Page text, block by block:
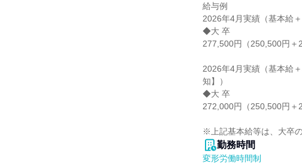
給与例
2026年4月実績（基本給
◆大 卒
277,500円（250,500円＋
2026年4月実績（基本給
知】）
◆大 卒
272,000円（250,500円＋
※上記基本給等は、大卒
勤務時間
変形労働時間制